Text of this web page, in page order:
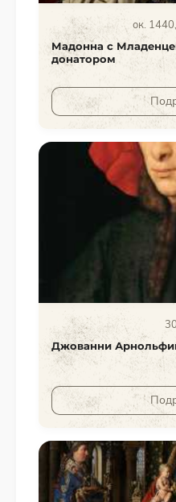
ок.
Мадонна с
донатором
Джованни